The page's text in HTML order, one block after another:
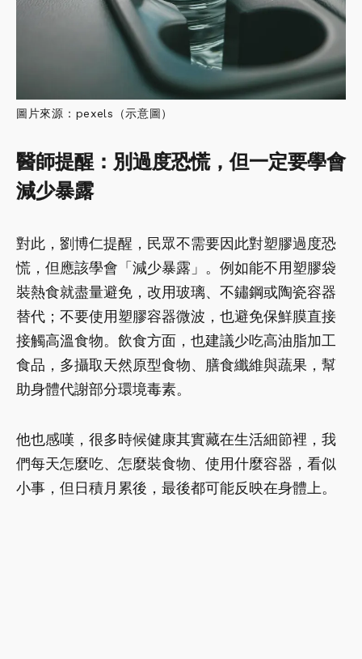
圖片來源：pexels（示意圖）
醫師提醒：別過度恐慌，但一定要學會
減少暴露
對此，劉博仁提醒，民眾不需要因此對塑膠過度恐
慌，但應該學會「減少暴露」。例如能不用塑膠袋
裝熱食就盡量避免，改用玻璃、不鏽鋼或陶瓷容器
替代；不要使用塑膠容器微波，也避免保鮮膜直接
接觸高溫食物。飲食方面，也建議少吃高油脂加工
食品，多攝取天然原型食物、膳食纖維與蔬果，幫
助身體代謝部分環境毒素。
他也感嘆，很多時候健康其實藏在生活細節裡，我
們每天怎麼吃、怎麼裝食物、使用什麼容器，看似
小事，但日積月累後，最後都可能反映在身體上。